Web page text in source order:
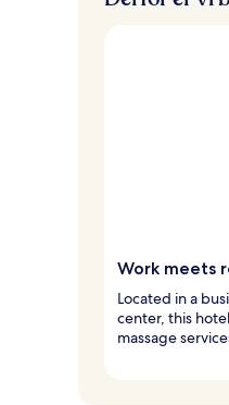
Work meets
Located in a
center, this
massage